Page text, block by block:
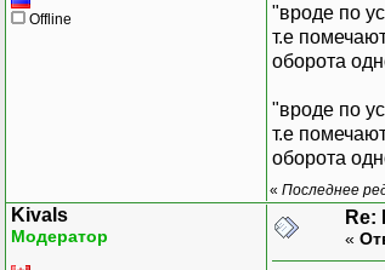
Offline
"вроде по
т.е
оборота
"вроде по
т.е
оборота
« Последнее
Kivals
Модератор
Re:
«